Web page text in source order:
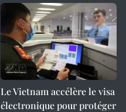
Le Vietnam accélère le visa
électronique pour protéger